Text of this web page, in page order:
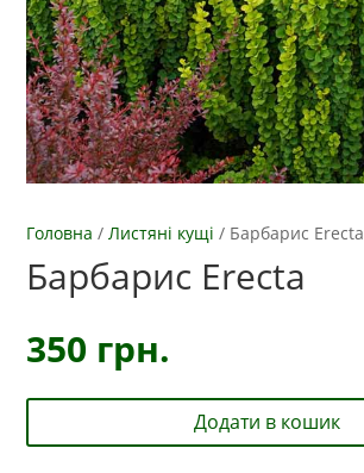
Головна /Листяні кущі / Барбарис Erecta
Барбарис Erecta
350 грн.
Додати в кошик